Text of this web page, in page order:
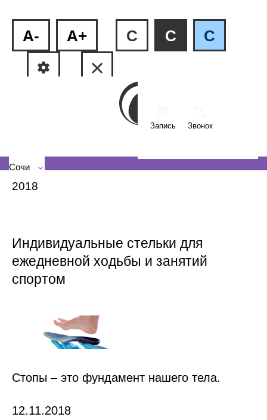
A- A+ C C C
Запись Звонок
Сочи
2018
Индивидуальные стельки для
ежедневной ходьбы и занятий
спортом
Стопы – это фундамент нашего тела.
12.11.2018